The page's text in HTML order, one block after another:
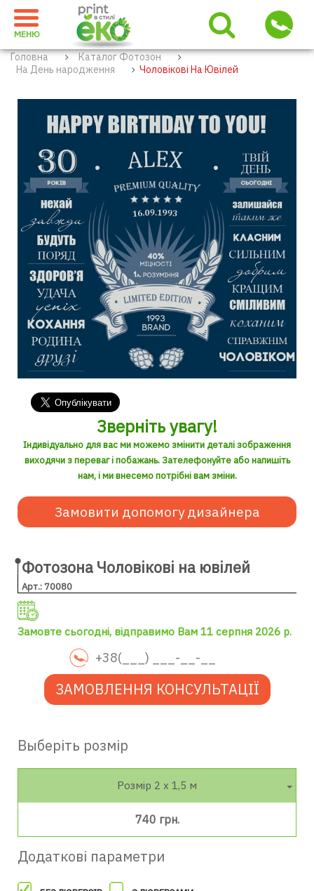
МЕНЮ
Головна
Каталог Фотозон
На День народження
Чоловікові На Ювілей
Зверніть увагу!
Індивідуально для вас ми можемо змінити деталі зображення
виходячи з переваг і побажань. Зателефонуйте або напишіть
нам, і ми внесемо потрібні вам зміни.
Замовити допомогу дизайнера
Фотозона Чоловікові на ювілей
Арт.: 70080
Замовте сьогодні, відправимо Вам 11 серпня 2026 р.
ЗАМОВЛЕННЯ КОНСУЛЬТАЦІЇ
Выберіть розмір
Розмір 2 х 1,5 м
740 грн.
Додаткові параметри